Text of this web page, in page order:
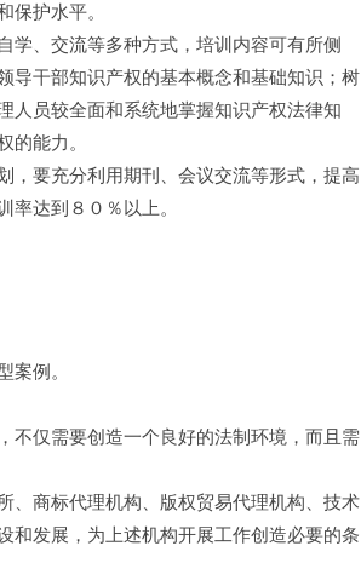
保护水平。
、交流等多种方式，培训内容可有所侧
导干部知识产权的基本概念和基础知识；树
人员较全面和系统地掌握知识产权法律知
的能力。
要充分利用期刊、会议交流等形式，提高
率达到８０％以上。
例。
仅需要创造一个良好的法制环境，而且需
、商标代理机构、版权贸易代理机构、技术
和发展，为上述机构开展工作创造必要的条